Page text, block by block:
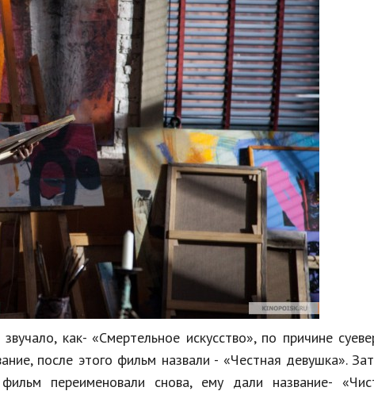
как- «Смертельное искусство», по причине
после этого фильм назвали - «Честная девушка».
переименовали снова, ему дали название-